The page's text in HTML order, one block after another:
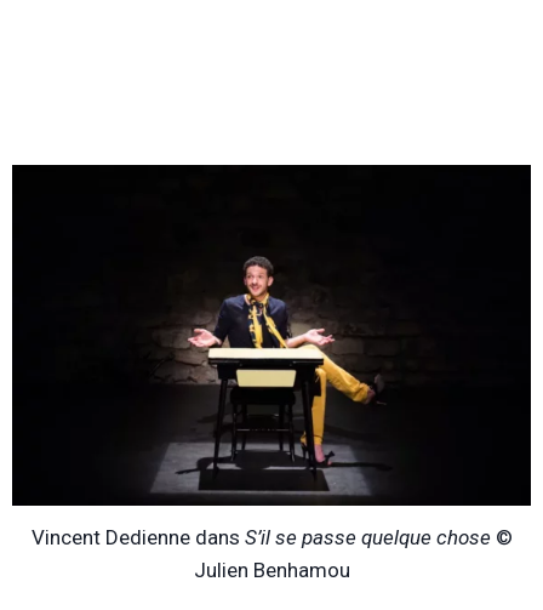
Vincent Dedienne dans S’il se passe quelque chose ©
Julien Benhamou